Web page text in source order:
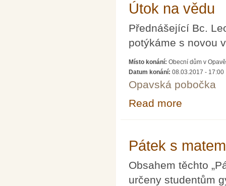
Útok na vědu
Přednášející Bc.
potýkáme s novou
Místo konání: Obecní dům v Opavě
Datum konání: 08.03.2017 - 17:00
Opavská pobočka
Read more
Pátek s
Obsahem těchto
určeny studentům